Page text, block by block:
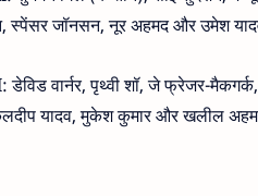
स्पेंसर जॉनसन, नूर अहमद और उमेश
वार्नर, पृथ्वी शॉ, जे फ्रेजर-
यादव, मुकेश कुमार और खलील